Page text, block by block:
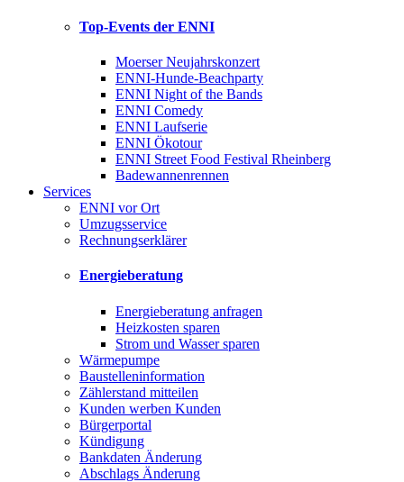
Top-Events der ENNI
Moerser Neujahrskonzert
ENNI-Hunde-Beachparty
ENNI Night of the Bands
ENNI Comedy
ENNI Laufserie
ENNI Ökotour
ENNI Street Food Festival Rheinberg
Badewannenrennen
Services
ENNI vor Ort
Umzugsservice
Rechnungserklärer
Energieberatung
Energieberatung anfragen
Heizkosten sparen
Strom und Wasser sparen
Wärmepumpe
Baustelleninformation
Zählerstand mitteilen
Kunden werben Kunden
Bürgerportal
Kündigung
Bankdaten Änderung
Abschlags Änderung